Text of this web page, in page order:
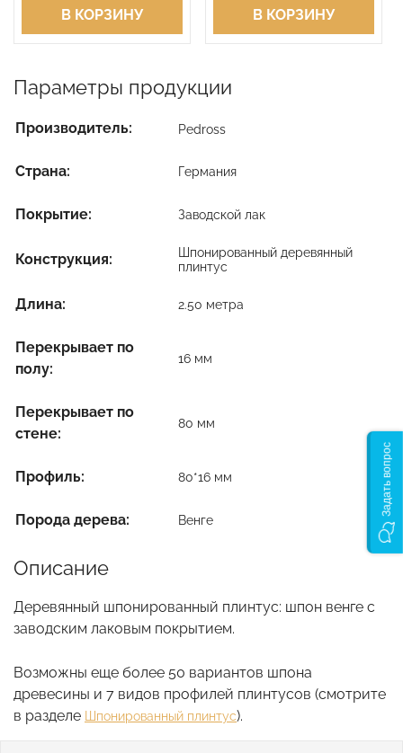
В КОРЗИНУ В КОРЗИНУ
Параметры продукции
Производитель: Pedross
Страна: Германия
Покрытие: Заводской лак
Конструкция:
Шпонированный деревянный
плинтус
Длина: 2.50 метра
Перекрывает по
полу:
16 мм
Перекрывает по
стене:
80 мм
Профиль: 80*16 мм
Порода дерева: Венге
Описание
Деревянный шпонированный плинтус: шпон венге с
заводским лаковым покрытием.
Возможны еще более 50 вариантов шпона
древесины и 7 видов профилей плинтусов (смотрите
в разделе Шпонированный плинтус).
Задать вопрос